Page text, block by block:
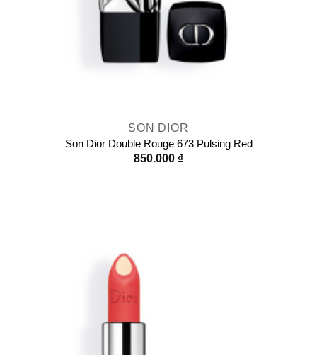
SON DIOR
Son Dior Double Rouge 673 Pulsing Red
850.000 ₫